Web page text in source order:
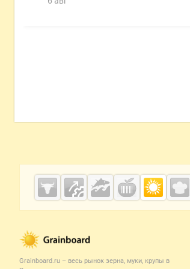
Дополнительная
Cсылки на полезные проекты
Grainboard.ru
Важные разделы и контакты
Grainboard.ru – весь рынок зерна, муки, крупы в